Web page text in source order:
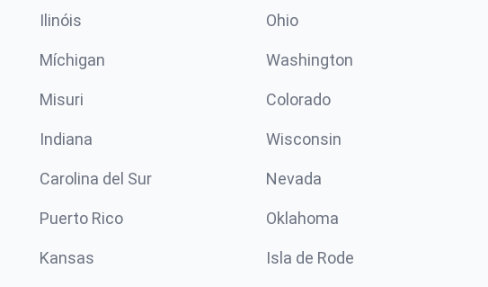
Ilinóis Ohio
Míchigan Washington
Misuri Colorado
Indiana Wisconsin
Carolina del Sur Nevada
Puerto Rico Oklahoma
Kansas Isla de Rode